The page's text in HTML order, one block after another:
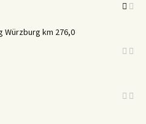
Würzburg km 276,0